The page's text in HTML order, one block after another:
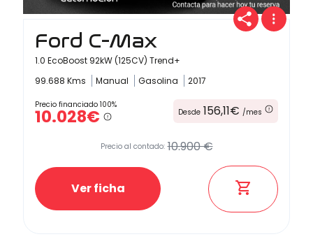
Ford C-Max
1.0 EcoBoost 92kW (125CV) Trend+
99.688 Kms
Manual Gasolina 2017
Precio financiado 100%
10.028€ Desde 156,11€ /mes
Precio al contado: 10.900 €
Ver ficha